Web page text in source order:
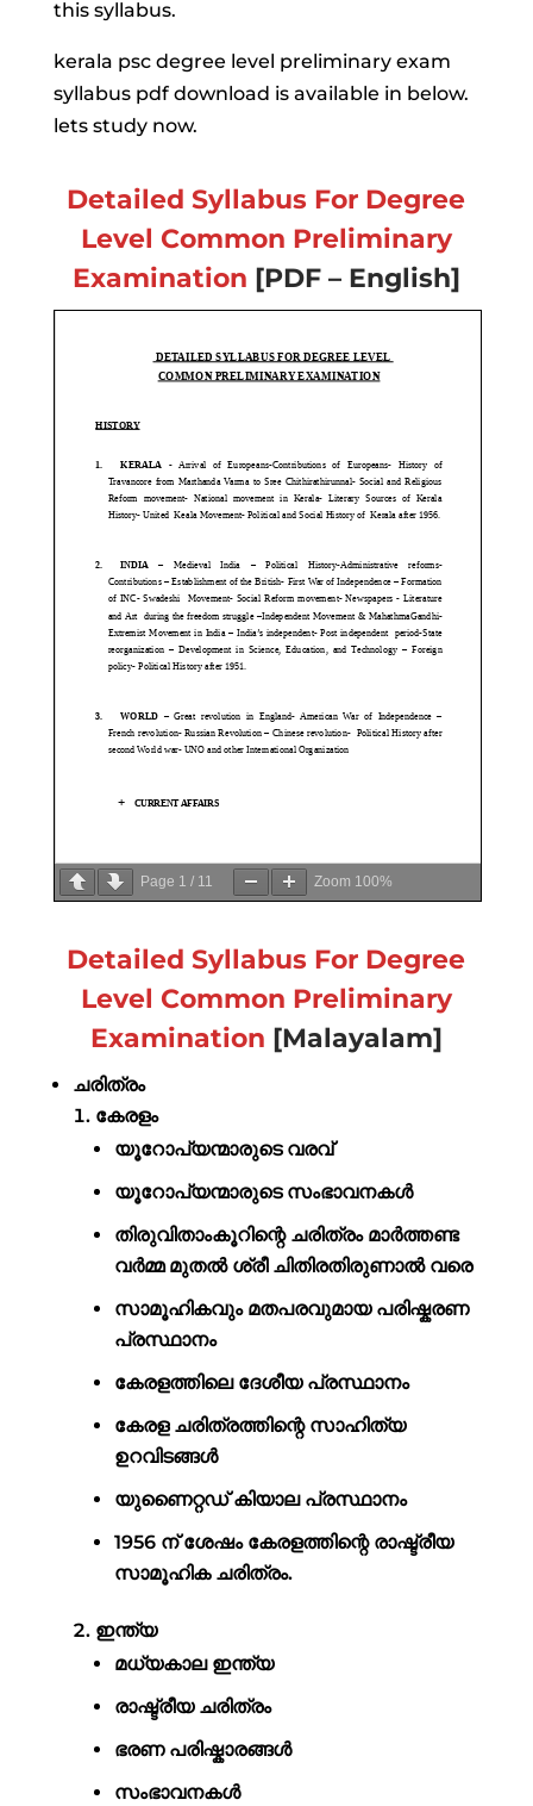
this syllabus.
kerala psc degree level preliminary exam
syllabus pdf download is available in below.
lets study now.
Detailed Syllabus For Degree
Level Common Preliminary
Examination [PDF – English]
Page 1 / 11 Zoom 100%
Detailed Syllabus For Degree
Level Common Preliminary
Examination [Malayalam]
ചരിത്രം
കേരളം
യൂറോപ്യന്മാരുടെ വരവ്
യൂറോപ്യന്മാരുടെ സംഭാവനകൾ
തിരുവിതാംകൂറിന്റെ ചരിത്രം മാർത്തണ്ട
വർമ്മ മുതൽ ശ്രീ ചിതിരതിരുണാൽ വരെ
സാമൂഹികവും മതപരവുമായ പരിഷ്കരണ
പ്രസ്ഥാനം
കേരളത്തിലെ ദേശീയ പ്രസ്ഥാനം
കേരള ചരിത്രത്തിന്റെ സാഹിത്യ
ഉറവിടങ്ങൾ
യുണൈറ്റഡ് കിയാല പ്രസ്ഥാനം
1956 ന് ശേഷം കേരളത്തിന്റെ രാഷ്ട്രീയ
സാമൂഹിക ചരിത്രം.
ഇന്ത്യ
മധ്യകാല ഇന്ത്യ
രാഷ്ട്രീയ ചരിത്രം
ഭരണ പരിഷ്കാരങ്ങൾ
സംഭാവനകൾ